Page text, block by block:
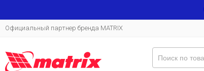
Официальный партнер бренда MATRIX